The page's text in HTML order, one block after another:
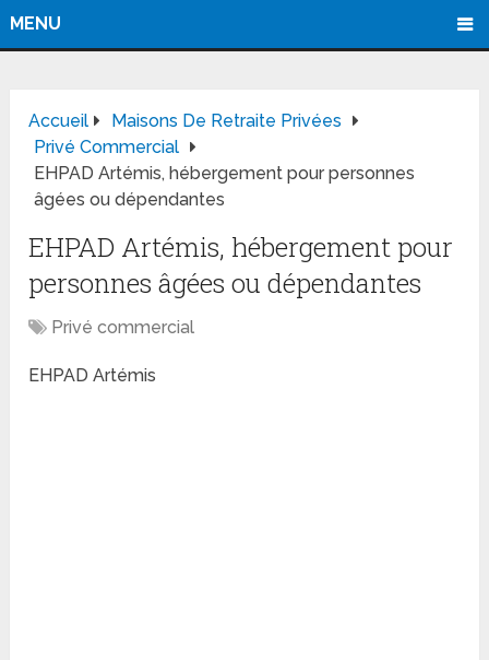
MENU
Accueil
Maisons De Retraite Privées
Privé Commercial
EHPAD Artémis, hébergement pour personnes
âgées ou dépendantes
EHPAD Artémis, hébergement pour
personnes âgées ou dépendantes
Privé commercial
EHPAD Artémis